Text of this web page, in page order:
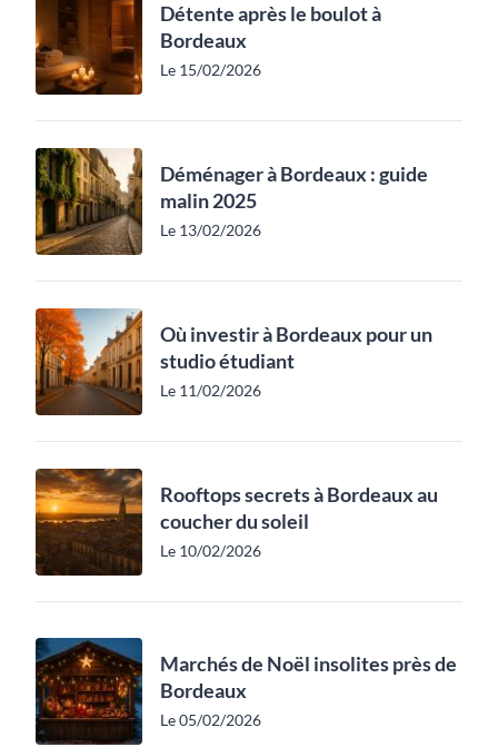
Détente après le boulot à
Bordeaux
Le 15/02/2026
Déménager à Bordeaux : guide
malin 2025
Le 13/02/2026
Où investir à Bordeaux pour un
studio étudiant
Le 11/02/2026
Rooftops secrets à Bordeaux au
coucher du soleil
Le 10/02/2026
Marchés de Noël insolites près de
Bordeaux
Le 05/02/2026